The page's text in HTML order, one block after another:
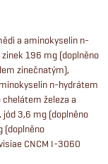
a aminokyselin n-
196 mg (doplněno
zinečnatým),
n-hydrátem
železa a
3,6 mg (doplněno
(doplněno
CNCM I-3060